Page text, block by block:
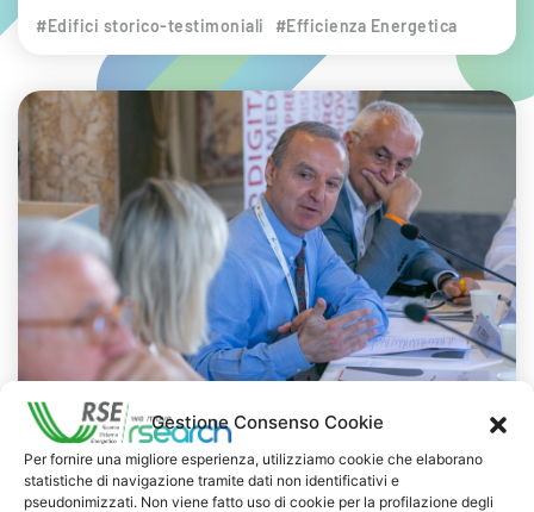
Gestione Consenso Cookie
Per fornire una migliore esperienza, utilizziamo cookie che elaborano
statistiche di navigazione tramite dati non identificativi e
pseudonimizzati. Non viene fatto uso di cookie per la profilazione degli
#Edifici storico-testimoniali #Efficienza Energetica
NEWS
29 LUGLIO 2026